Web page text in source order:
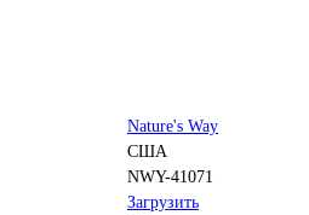
Nature's Way
США
NWY-41071
Загрузить